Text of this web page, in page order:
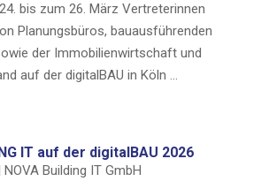
bis zum 26. März Ver­tre­te­rin­nen
Pla­nungs­bü­ros, bau­aus­füh­ren­den
der Immo­bi­li­en­wirt­schaft und
auf der digi­tal­BAU in Köln …
IT auf der digi­tal­BAU 2026
NOVA Buil­ding IT GmbH